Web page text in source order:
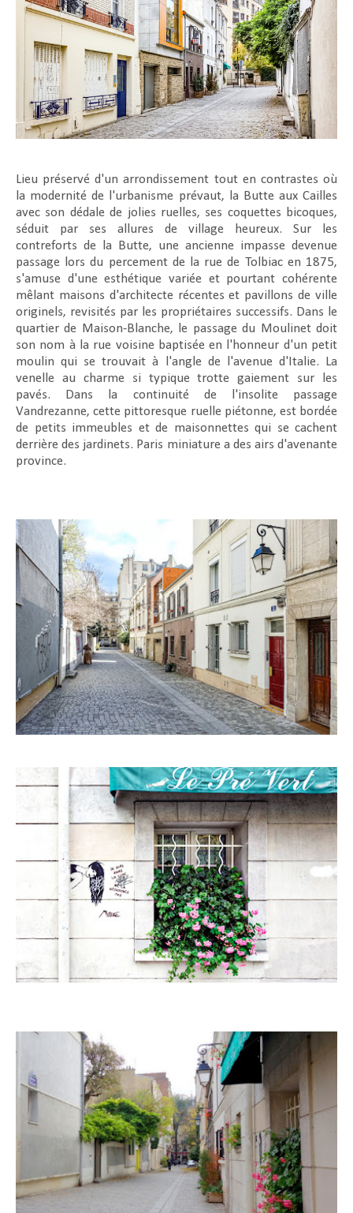
Lieu préservé d'un arrondissement tout en contrastes où
la modernité de l'urbanisme prévaut, la Butte aux Cailles
avec son dédale de jolies ruelles, ses coquettes bicoques,
séduit par ses allures de village heureux. Sur les
contreforts de la Butte, une ancienne impasse devenue
passage lors du percement de la rue de Tolbiac en 1875,
s'amuse d'une esthétique variée et pourtant cohérente
mêlant maisons d'architecte récentes et pavillons de ville
originels, revisités par les propriétaires successifs. Dans le
quartier de Maison-Blanche, le passage du Moulinet doit
son nom à la rue voisine baptisée en l'honneur d'un petit
moulin qui se trouvait à l'angle de l'avenue d'Italie. La
venelle au charme si typique trotte gaiement sur les
pavés. Dans la continuité de l'insolite passage
Vandrezanne, cette pittoresque ruelle piétonne, est bordée
de petits immeubles et de maisonnettes qui se cachent
derrière des jardinets. Paris miniature a des airs d'avenante
province.